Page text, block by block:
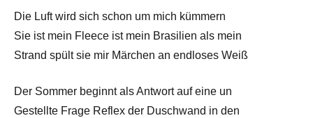
Die Luft wird sich schon um mich kümmern
Sie ist mein Fleece ist mein Brasilien als mein
Strand spült sie mir Märchen an endloses Weiß
Der Sommer beginnt als Antwort auf eine un
Gestellte Frage Reflex der Duschwand in den